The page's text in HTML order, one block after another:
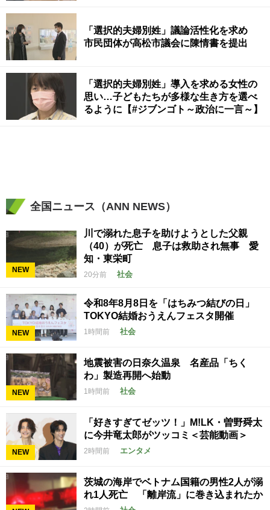
「選択的夫婦別姓」議論活性化を求め
市民団体が高松市議会に陳情書を提出
「選択的夫婦別姓」導入を求める女性の
思い…子どもたちが多様な生き方を選べ
るように【#ジブンゴト～政治に一言～】
全国ニュース（ANN NEWS）
NEW
川で溺れた息子を助けようとした父親
（40）が死亡 息子は救助され無事 愛
知・東栄町
20分前 社会
NEW
令和8年8月8日を「はちみつ結びの日」
TOKYO結婚おうえんフェスタ開催
1時間前 社会
NEW
地震被害の日奈久温泉 名産品「ちく
わ」製造再開へ始動
1時間前 社会
NEW
「好きすぎてゼッツ！」M!LK・曽野舜太
に今井竜太郎がツッコミ＜芸能動画＞
2時間前 エンタメ
茨城の海岸でベトナム国籍の男性2人が溺
れ1人死亡 「離岸流」に巻き込まれたか